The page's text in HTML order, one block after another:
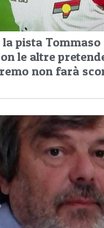
pista
le altre
non farà